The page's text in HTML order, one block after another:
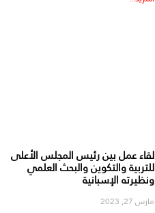
لقاء عمل بين رئيس المجلس الأعلى
للتربية والتكوين والبحث العلمي
ونظيرته الإسبانية
مارس 27, 2023